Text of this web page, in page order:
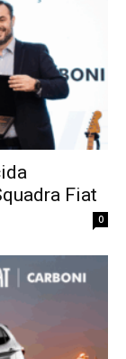
Fiat
0